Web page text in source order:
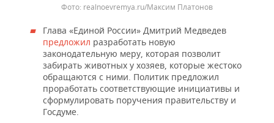
realnoevremya.ru/Максим Платонов
Глава «Единой России» Дмитрий Медведев
предложил разработать новую
законодательную меру, которая позволит
забирать животных у хозяев, которые жестоко
обращаются с ними. Политик предложил
проработать соответствующие инициативы и
сформулировать поручения правительству и
Госдуме.